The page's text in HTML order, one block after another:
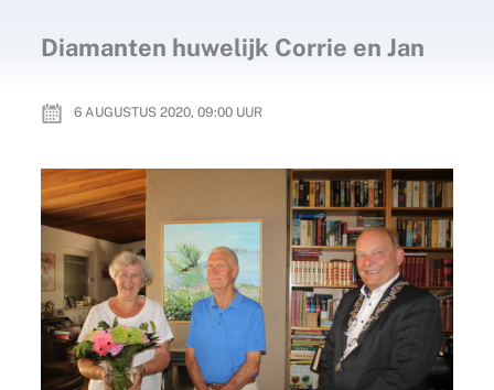
Diamanten huwelijk Corrie en Jan
6 AUGUSTUS 2020, 09:00UUR